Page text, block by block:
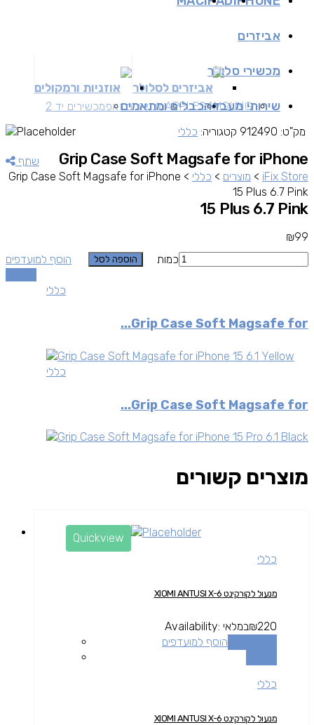
אביזרים
אביזרים לסלולר אוזניות ורמקולים
מכשירי סלולר
SAMSUNG
APPLEמכשירים זאפמכשירים יד 2 שירותי מעבדהכבלים ומתאמים
שתף
iFix Store
> מוצרים > כללי >
Grip Case Soft Magsafe for iPhone
15 Plus 6.7 Pink
Grip Case Soft Magsafe for iPhone
15 Plus 6.7 Pink
₪99
כמות
הוספה לסל
הוסף למועדפים
מק"ט: 912490 קטגוריה: כללי
כללי
Grip Case Soft Magsafe for...
כללי
Grip Case Soft Magsafe for...
מוצרים קשורים
Quickview
כללי
מנעול לקורקינט XIOMI ANTUSI X-6
₪220
Availability: במלאי
הוסף למועדפים
כללי
מנעול לקורקינט XIOMI ANTUSI X-6